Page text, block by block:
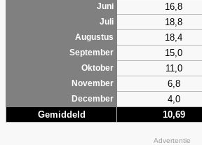
Juni
16,8
Juli
18,8
Augustus
18,4
September
15,0
Oktober
11,0
November
6,8
December
4,0
Gemiddeld 10,69
Advertentie